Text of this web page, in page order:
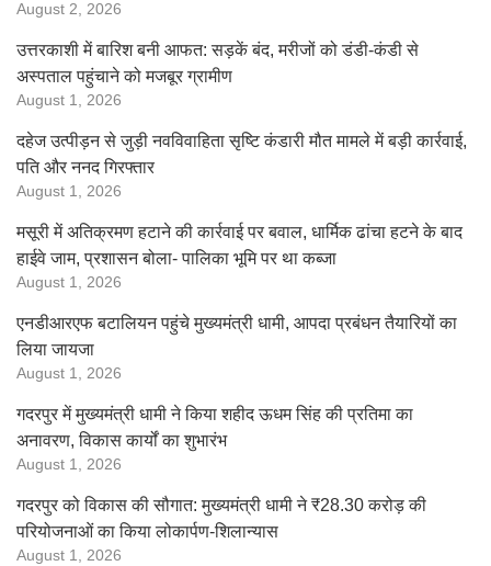
August 2, 2026
उत्तरकाशी में बारिश बनी आफत: सड़कें बंद, मरीजों को डंडी-कंडी से
अस्पताल पहुंचाने को मजबूर ग्रामीण
August 1, 2026
दहेज उत्पीड़न से जुड़ी नवविवाहिता सृष्टि कंडारी मौत मामले में बड़ी कार्रवाई,
पति और ननद गिरफ्तार
August 1, 2026
मसूरी में अतिक्रमण हटाने की कार्रवाई पर बवाल, धार्मिक ढांचा हटने के बाद
हाईवे जाम, प्रशासन बोला- पालिका भूमि पर था कब्जा
August 1, 2026
एनडीआरएफ बटालियन पहुंचे मुख्यमंत्री धामी, आपदा प्रबंधन तैयारियों का
लिया जायजा
August 1, 2026
गदरपुर में मुख्यमंत्री धामी ने किया शहीद ऊधम सिंह की प्रतिमा का
अनावरण, विकास कार्यों का शुभारंभ
August 1, 2026
गदरपुर को विकास की सौगात: मुख्यमंत्री धामी ने ₹28.30 करोड़ की
परियोजनाओं का किया लोकार्पण-शिलान्यास
August 1, 2026